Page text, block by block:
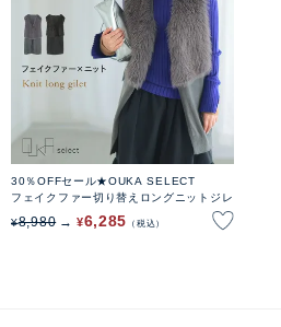
30％OFFセール★OUKA SELECT
フェイクファー切り替えロングニットジレ
¥8,980 ¥6,285 税込